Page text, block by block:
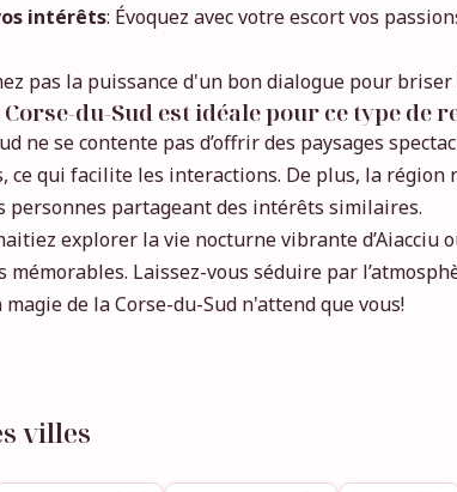
intérêts: Évoquez avec votre escort vos
pas la puissance d'un bon dialogue pour
du-Sud est idéale pour ce type de
ne se contente pas d’offrir des paysages
ce qui facilite les interactions. De plus, la région
personnes partageant des intérêts similaires.
explorer la vie nocturne vibrante
mémorables. Laissez-vous séduire par
magie de la Corse-du-Sud n'attend que vous!
villes